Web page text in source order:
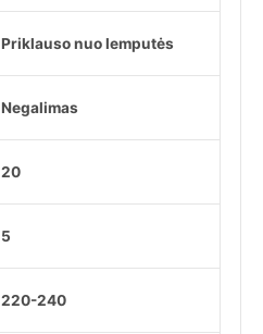
Priklauso nuo lemputės
Negalimas
20
5
220-240